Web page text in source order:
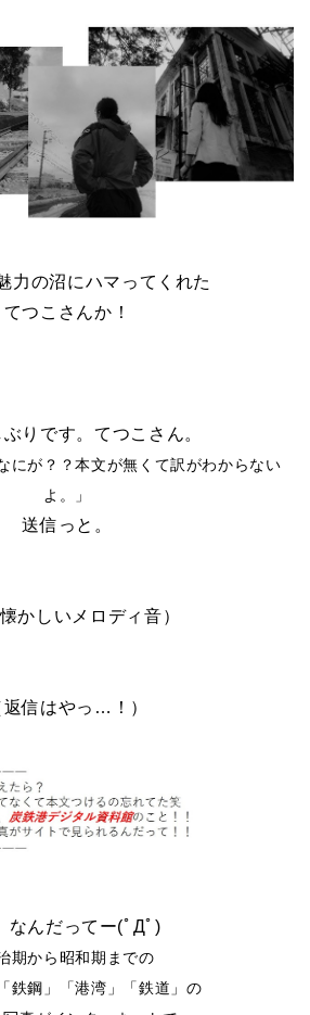
力の沼にハマってくれた
てつこさんか！
ぶりです。てつこさん。
にが？？本文が無くて訳がわからない
よ。」
送信っと。
かしいメロディ音）
返信はやっ…！）
なんだってー(ﾟДﾟ)
期から昭和期までの
鉄鋼」「港湾」「鉄道」の